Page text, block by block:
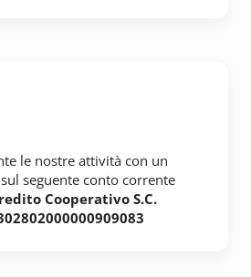
le nostre attività con un
seguente conto corrente
Cooperativo S.C.